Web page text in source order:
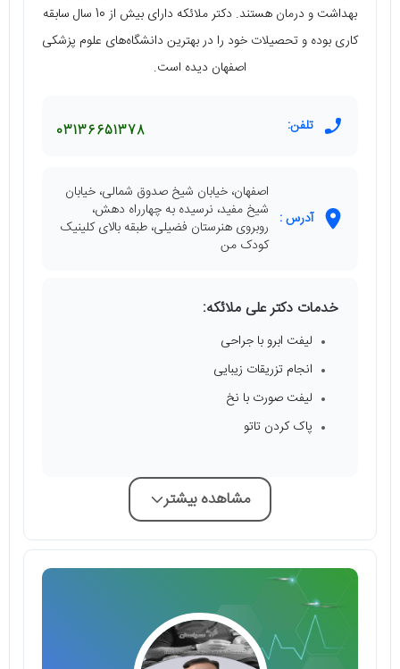
بهداشت و درمان هستند. دکتر ملائکه دارای بیش از 10 سال سابقه
کاری بوده و تحصیلات خود را در بهترین دانشگاه‌های علوم پزشکی
اصفهان دیده است.
تلفن: 03136651378
آدرس :
اصفهان، خیابان شیخ صدوق شمالی، خیابان
شیخ مفید، نرسیده به چهارراه دهش،
روبروی هنرستان فضیلی، طبقه بالای کلینیک
کودک من
خدمات دکتر علی ملائکه:
لیفت ابرو با جراحی
انجام تزریقات زیبایی
لیفت صورت با نخ
پاک کردن تاتو
مشاهده بیشتر